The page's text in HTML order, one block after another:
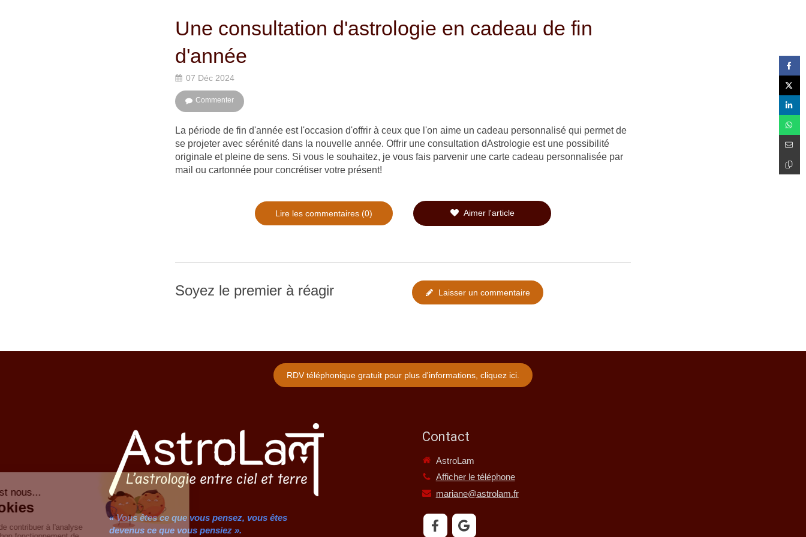
Une consultation d'astrologie en cadeau de fin
d'année
07 Déc 2024
Commenter
La période de fin d'année est l'occasion d'offrir à ceux que l'on aime un cadeau personnalisé qui permet de
se projeter avec sérénité dans la nouvelle année. Offrir une consultation dAstrologie est une possibilité
originale et pleine de sens. Si vous le souhaitez, je vous fais parvenir une carte cadeau personnalisée par
mail ou cartonnée pour concrétiser votre présent!
Lire les commentaires (0) Aimer l'article
Soyez le premier à réagir Laisser un commentaire
RDV téléphonique gratuit pour plus d'informations, cliquez ici.
« Vous êtes ce que vous pensez, vous êtes
devenus ce que vous pensiez ».
Contact
AstroLam
Afficher le téléphone
mariane@astrolam.fr